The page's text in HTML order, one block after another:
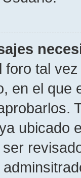
foro tal
en el
ubicado